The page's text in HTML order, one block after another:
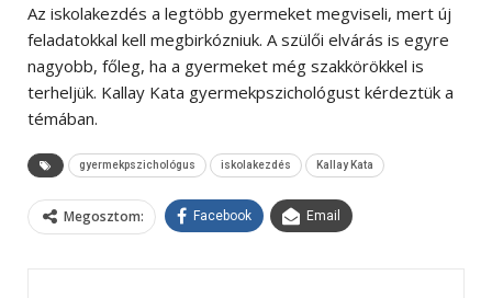
Az iskolakezdés a legtöbb gyermeket megviseli, mert új
feladatokkal kell megbirkózniuk. A szülői elvárás is egyre
nagyobb, főleg, ha a gyermeket még szakkörökkel is
terheljük. Kallay Kata gyermekpszichológust kérdeztük a
témában.
gyermekpszichológus iskolakezdés Kallay Kata
Megosztom: Facebook Email